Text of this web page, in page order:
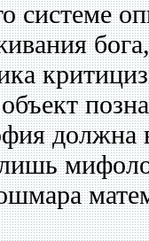
системе
должна